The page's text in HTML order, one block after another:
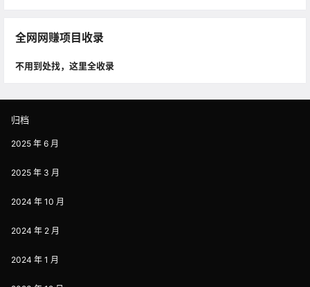
全网网赚项目收录
不用到处找，这里全收录
归档
2025 年 6 月
2025 年 3 月
2024 年 10 月
2024 年 2 月
2024 年 1 月